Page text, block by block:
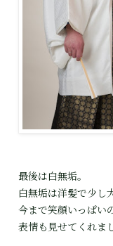
最後は白無垢。
白無垢は洋髪で少し
今まで笑顔いっぱい
表情も見せてくれま